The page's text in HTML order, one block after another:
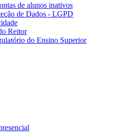
de alunos inativos
de Dados - LGPD
Reitor
do Ensino Superior